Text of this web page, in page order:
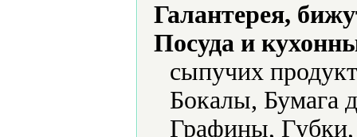
Галантерея,
Посуда и
сыпучих
Бокалы, Бумага
Графины, Губки,